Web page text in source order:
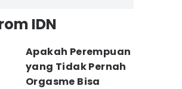
IDN
Apakah Perempuan
yang Tidak Pernah
Orgasme Bisa